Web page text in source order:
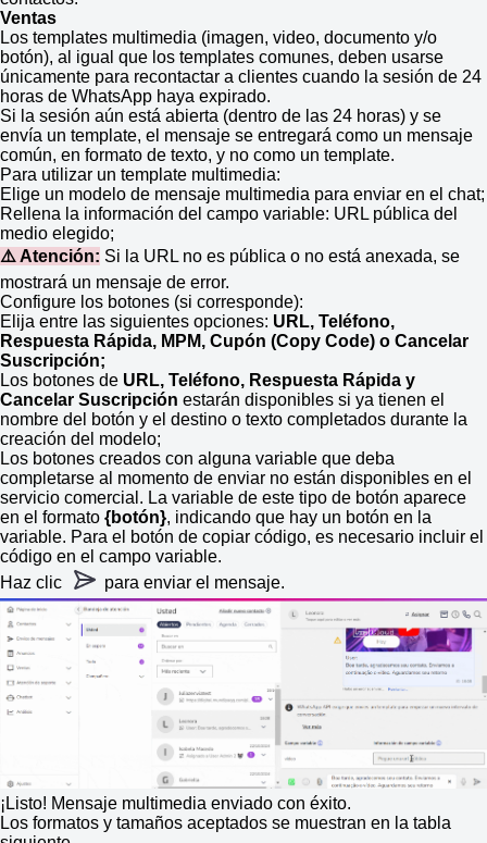
Ventas
Los templates multimedia (imagen, video, documento y/o
botón), al igual que los templates comunes, deben usarse
únicamente para recontactar a clientes cuando la sesión de 24
horas de WhatsApp haya expirado.
Si la sesión aún está abierta (dentro de las 24 horas) y se
envía un template, el mensaje se entregará como un mensaje
común, en formato de texto, y no como un template.
Para utilizar un template multimedia:
Elige un modelo de mensaje multimedia para enviar en el chat;
Rellena la información del campo variable: URL pública del
medio elegido;
⚠️ Atención: Si la URL no es pública o no está anexada, se
mostrará un mensaje de error.
Configure los botones (si corresponde):
Elija entre las siguientes opciones: URL, Teléfono,
Respuesta Rápida, MPM, Cupón (Copy Code) o Cancelar
Suscripción;
Los botones de URL, Teléfono, Respuesta Rápida y
Cancelar Suscripción estarán disponibles si ya tienen el
nombre del botón y el destino o texto completados durante la
creación del modelo;
Los botones creados con alguna variable que deba
completarse al momento de enviar no están disponibles en el
servicio comercial. La variable de este tipo de botón aparece
en el formato {botón}, indicando que hay un botón en la
variable. Para el botón de copiar código, es necesario incluir el
código en el campo variable.
Haz clic
para enviar el mensaje.
¡Listo! Mensaje multimedia enviado con éxito.
Los formatos y tamaños aceptados se muestran en la tabla